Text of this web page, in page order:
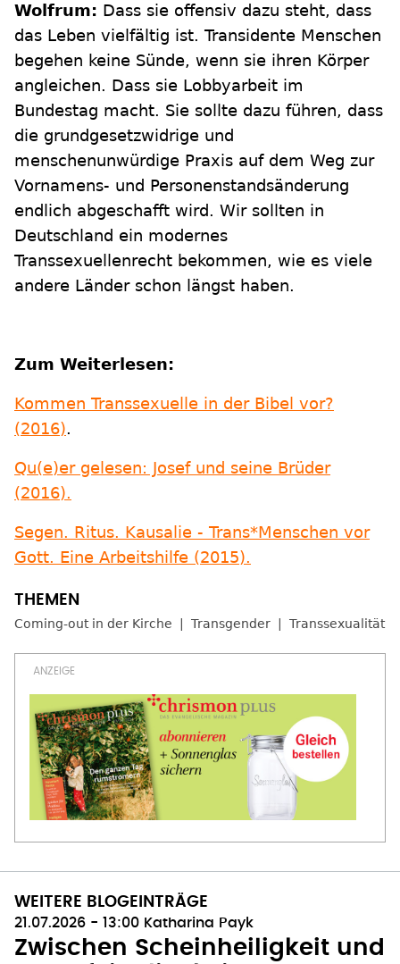
Wolfrum: Dass sie offensiv dazu steht, dass
das Leben vielfältig ist. Transidente Menschen
begehen keine Sünde, wenn sie ihren Körper
angleichen. Dass sie Lobbyarbeit im
Bundestag macht. Sie sollte dazu führen, dass
die grundgesetzwidrige und
menschenunwürdige Praxis auf dem Weg zur
Vornamens- und Personenstandsänderung
endlich abgeschafft wird. Wir sollten in
Deutschland ein modernes
Transsexuellenrecht bekommen, wie es viele
andere Länder schon längst haben.
Zum Weiterlesen:
Kommen Transsexuelle in der Bibel vor?
(2016).
Qu(e)er gelesen: Josef und seine Brüder
(2016).
Segen. Ritus. Kausalie - Trans*Menschen vor
Gott. Eine Arbeitshilfe (2015).
Coming-out in der Kirche Transgender Transsexualität
WEITERE BLOGEINTRÄGE
21.07.2026 - 13:00 Katharina Payk
Zwischen Scheinheiligkeit und